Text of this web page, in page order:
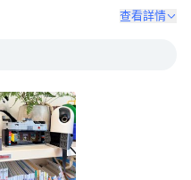
查看詳情